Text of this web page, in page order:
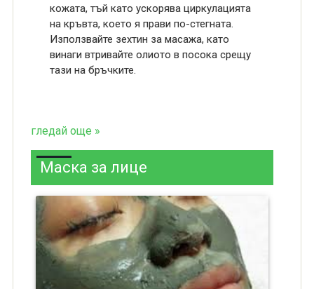
кожата, тъй като ускорява циркулацията
на кръвта, което я прави по-стегната.
Използвайте зехтин за масажа, като
винаги втривайте олиото в посока срещу
тази на бръчките.
гледай още »
Маска за лице